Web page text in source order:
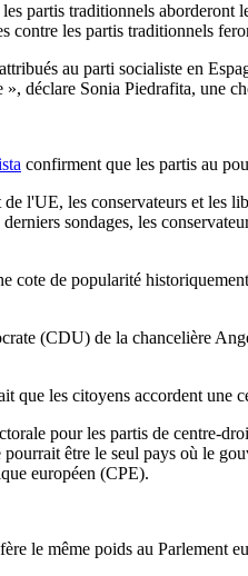
partis traditionnels
contre les partis traditionnels
au parti socialiste en
déclare Sonia Piedrafita, une
confirment que les partis au
l'UE, les conservateurs et les
sondages, les
cote de popularité
(CDU) de la chancelière
que les citoyens accordent
pour les partis de centre-
être le seul pays où le
européen (CPE).
le même poids au Parlement